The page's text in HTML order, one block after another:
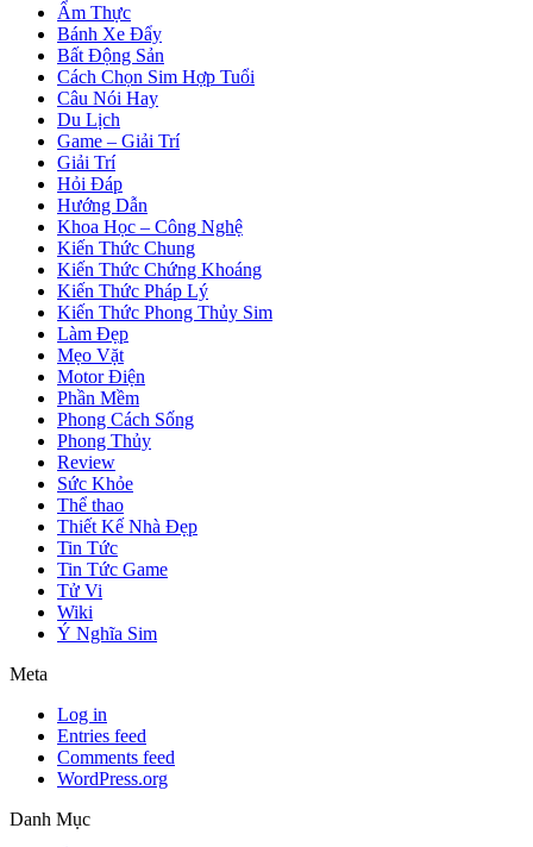
Ẩm Thực
Bánh Xe Đẩy
Bất Động Sản
Cách Chọn Sim Hợp Tuổi
Câu Nói Hay
Du Lịch
Game – Giải Trí
Giải Trí
Hỏi Đáp
Hướng Dẫn
Khoa Học – Công Nghệ
Kiến Thức Chung
Kiến Thức Chứng Khoáng
Kiến Thức Pháp Lý
Kiến Thức Phong Thủy Sim
Làm Đẹp
Mẹo Vặt
Motor Điện
Phần Mềm
Phong Cách Sống
Phong Thủy
Review
Sức Khỏe
Thể thao
Thiết Kế Nhà Đẹp
Tin Tức
Tin Tức Game
Tử Vi
Wiki
Ý Nghĩa Sim
Meta
Log in
Entries feed
Comments feed
WordPress.org
Danh Mục